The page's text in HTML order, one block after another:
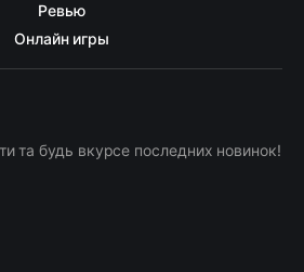
Ревью
Онлайн игры
та будь вкурсе последних новинок!